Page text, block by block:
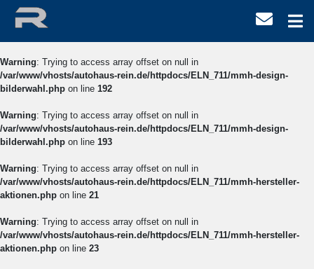
Warning: Trying to access array offset on null in
/var/www/vhosts/autohaus-rein.de/httpdocs/ELN_711/mmh-design-
bilderwahl.php on line 192
Warning: Trying to access array offset on null in
/var/www/vhosts/autohaus-rein.de/httpdocs/ELN_711/mmh-design-
bilderwahl.php on line 193
Warning: Trying to access array offset on null in
/var/www/vhosts/autohaus-rein.de/httpdocs/ELN_711/mmh-hersteller-
aktionen.php on line 21
Warning: Trying to access array offset on null in
/var/www/vhosts/autohaus-rein.de/httpdocs/ELN_711/mmh-hersteller-
aktionen.php on line 23